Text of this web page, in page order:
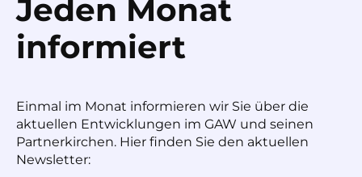
Jeden Monat
informiert
Einmal im Monat informieren wir Sie über die
aktuellen Entwicklungen im GAW und seinen
Partnerkirchen. Hier finden Sie den aktuellen
Newsletter: